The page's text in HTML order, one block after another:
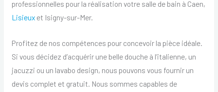
professionnelles pour la réalisation votre salle de bain à Caen,
Lisieuxet Isigny-sur-Mer.
Profitez de nos compétences pour concevoir la pièce idéale.
Si vous décidez d’acquérir une belle douche à l’italienne, un
jacuzzi ou un lavabo design, nous pouvons vous fournir un
devis complet et gratuit. Nous sommes capables de